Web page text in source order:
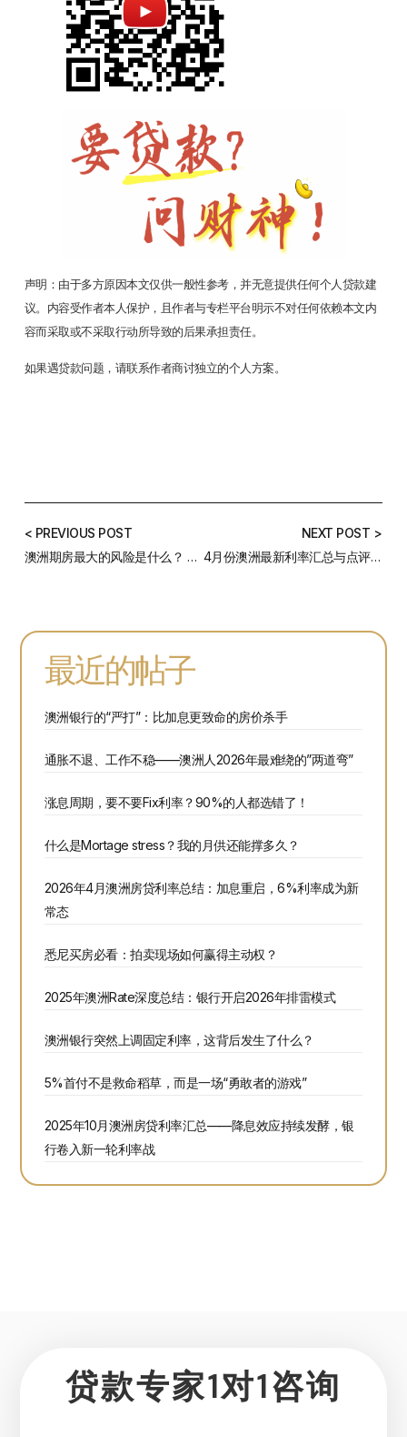
声明：由于多方原因本文仅供一般性参考，并无意提供任何个人贷款建
议。内容受作者本人保护，且作者与专栏平台明示不对任何依赖本文内
容而采取或不采取行动所导致的后果承担责任。
如果遇贷款问题，请联系作者商讨独立的个人方案。
< PREVIOUS POST
澳洲期房最大的风险是什么？ 这个秘密你一定要知道
NEXT POST >
4月份澳洲最新利率汇总与点评——利率天天涨，我该怎么办？
最近的帖子
澳洲银行的“严打”：比加息更致命的房价杀手
通胀不退、工作不稳——澳洲人2026年最难绕的”两道弯”
涨息周期，要不要Fix利率？90%的人都选错了！
什么是Mortage stress？我的月供还能撑多久？
2026年4月澳洲房贷利率总结：加息重启，6%利率成为新
常态
悉尼买房必看：拍卖现场如何赢得主动权？
2025年澳洲Rate深度总结：银行开启2026年排雷模式
澳洲银行突然上调固定利率，这背后发生了什么？
5%首付不是救命稻草，而是一场“勇敢者的游戏”
2025年10月澳洲房贷利率汇总——降息效应持续发酵，银
行卷入新一轮利率战
贷款专家1对1咨询